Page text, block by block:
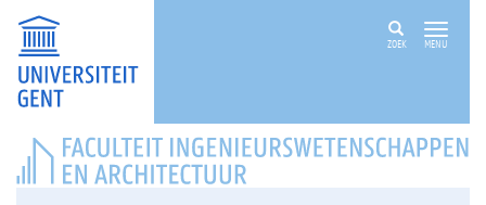
ZOEK MENU
FACULTEIT
INGENIEURSWETENSCHAPPEN
EN